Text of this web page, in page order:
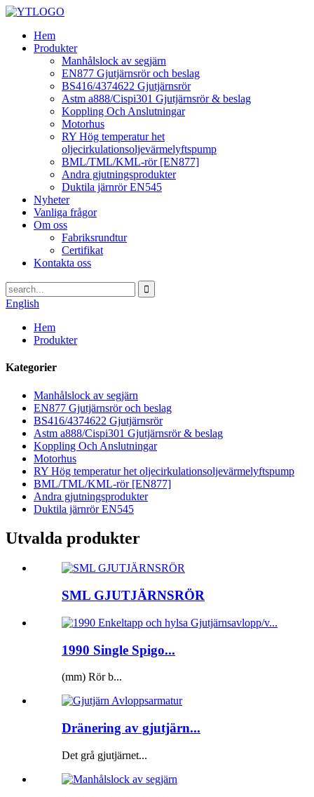
Hem
Produkter
Manhålslock av segjärn
EN877 Gjutjärnsrör och beslag
BS416/4374622 Gjutjärnsrör
Astm a888/Cispi301 Gjutjärnsrör & beslag
Koppling Och Anslutningar
Motorhus
RY Hög temperatur het
oljecirkulationsoljevärmelyftspump
BML/TML/KML-rör [EN877]
Andra gjutningsprodukter
Duktila järnrör EN545
Nyheter
Vanliga frågor
Om oss
Fabriksrundtur
Certifikat
Kontakta oss
English
Hem
Produkter
Kategorier
Manhålslock av segjärn
EN877 Gjutjärnsrör och beslag
BS416/4374622 Gjutjärnsrör
Astm a888/Cispi301 Gjutjärnsrör & beslag
Koppling Och Anslutningar
Motorhus
RY Hög temperatur het oljecirkulationsoljevärmelyftspump
BML/TML/KML-rör [EN877]
Andra gjutningsprodukter
Duktila järnrör EN545
Utvalda produkter
SML GJUTJÄRNSRÖR
1990 Single Spigo...
(mm) Rör b...
Dränering av gjutjärn...
Det grå gjutjärnet...